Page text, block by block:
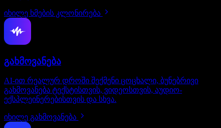
იხილე ხმების კლონირება
გახმოვანება
AI-ით რეალურ დროში შექმენი ცოცხალი, ბუნებრივი
გახმოვანება ტექსტისთვის, ვიდეოსთვის, აუდიო-
ექსპლეინერებისთვის და სხვა.
იხილე გახმოვანება